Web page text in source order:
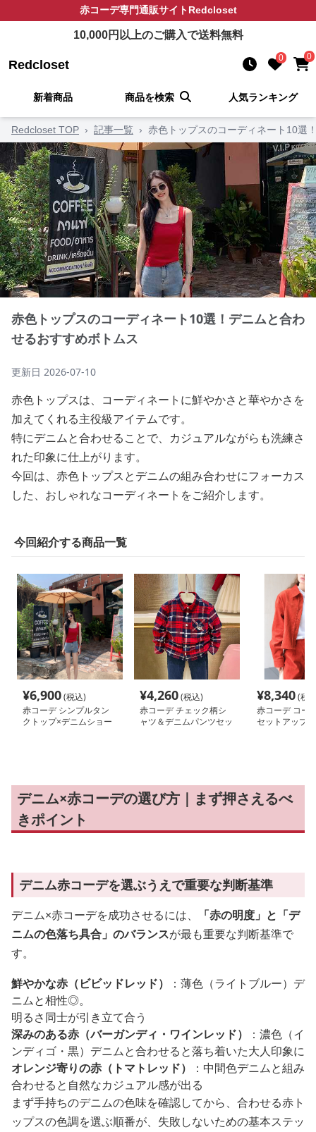
赤コーデ専門通販サイトRedcloset
10,000円以上のご購入で送料無料
Redcloset 0 0
新着商品 商品を検索 人気ランキング
Redcloset TOP › 記事一覧 › 赤色トップスのコーディネート10選
赤色トップスのコーディネート10選！デニムと合わ
せるおすすめボトムス
更新日 2026-07-10
赤色トップスは、コーディネートに鮮やかさと華やかさを
加えてくれる主役級アイテムです。
特にデニムと合わせることで、カジュアルながらも洗練さ
れた印象に仕上がります。
今回は、赤色トップスとデニムの組み合わせにフォーカス
した、おしゃれなコーディネートをご紹介します。
今回紹介する商品一覧
¥6,900(税込)
赤コーデ シンプルタン
クトップ×デニムショー
¥4,260(税込)
赤コーデ チェック柄シ
ャツ＆デニムパンツセッ
¥8,340(税
赤コーデ コー
セットアップ
デニム×赤コーデの選び方｜まず押さえるべ
きポイント
デニム赤コーデを選ぶうえで重要な判断基準
デニム×赤コーデを成功させるには、
「赤の明度」と「デ
ニムの色落ち具合」のバランスが最も重要な判断基準で
す。
鮮やかな赤（ビビッドレッド）
：薄色（ライトブルー）デ
ニムと相性◎。
明るさ同士が引き立て合う
深みのある赤（バーガンディ・ワインレッド）
：濃色（イ
ンディゴ・黒）デニムと合わせると落ち着いた大人印象に
オレンジ寄りの赤（トマトレッド）
：中間色デニムと組み
合わせると自然なカジュアル感が出る
まず手持ちのデニムの色味を確認してから、合わせる赤ト
ップスの色調を選ぶ順番が、失敗しないための基本ステッ